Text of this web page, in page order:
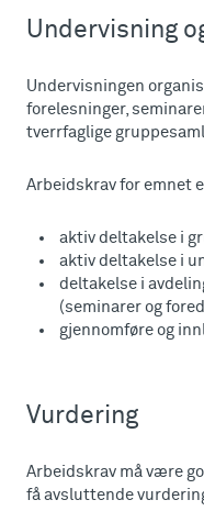
Undervisning
Undervisningen
forelesninger,
tverrfaglige
Arbeidskrav for emnet
aktiv deltakelse i
aktiv deltakelse i
deltakelse i
(seminarer og
gjennomføre og
Vurdering
Arbeidskrav må være
få avsluttende